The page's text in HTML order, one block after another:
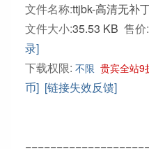
文件名称:ttjbk-高清无补
文件大小:35.53 KB 售价:
录]
下载权限: 不限 贵宾全站9
币] [链接失效反馈]